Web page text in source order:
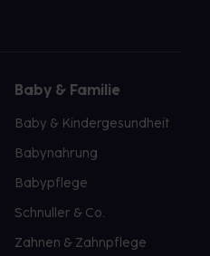
Baby & Familie
Baby & Kindergesundheit
Babynahrung
Babypflege
Schnuller & Co.
Zahnen & Zahnpflege